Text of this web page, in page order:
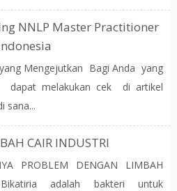
NNLP Master Practitioner
Mengejutkan Bagi Anda yang
dapat melakukan cek di artikel
sana...
CAIR INDUSTRI
PROBLEM DENGAN LIMBAH
adalah bakteri untuk